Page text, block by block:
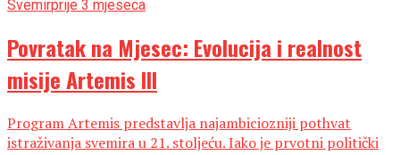
Svemirprije 3 mjeseca
Povratak na Mjesec: Evolucija i realnost
misije Artemis III
Program Artemis predstavlja najambiciozniji pothvat
istraživanja svemira u 21. stoljeću. Iako je prvotni politički